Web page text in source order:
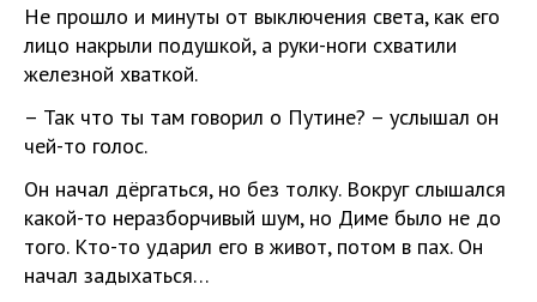
Не прошло и минуты от выключения света, как его
лицо накрыли подушкой, а руки-ноги схватили
железной хваткой.
– Так что ты там говорил о Путине? – услышал он
чей-то голос.
Он начал дёргаться, но без толку. Вокруг слышался
какой-то неразборчивый шум, но Диме было не до
того. Кто-то ударил его в живот, потом в пах. Он
начал задыхаться…